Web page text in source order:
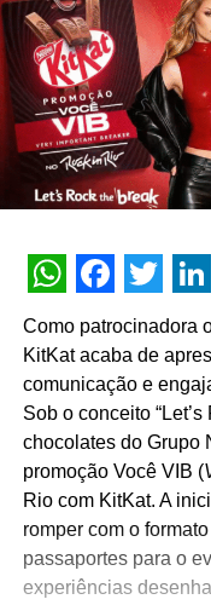
WhatsApp
Como patrocinadora
KitKat acaba de
comunicação e
Sob o conceito
chocolates do Grupo
promoção Você VIB (
Rio com KitKat. A
romper com o
passaportes para o
experiências